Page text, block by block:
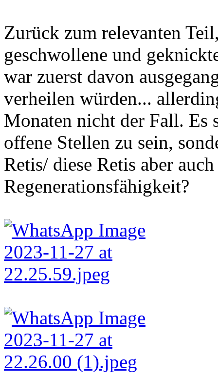
Zurück zum relevanten
geschwollene und
war zuerst davon
verheilen würden...
Monaten nicht der Fall. Es
offene Stellen zu sein,
Retis/ diese Retis aber
Regenerationsfähigkeit?